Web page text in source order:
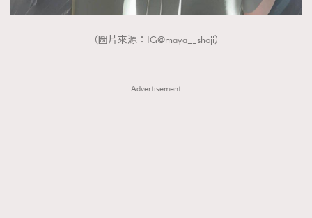
FashionWeek FigaroAesthetic
（圖片來源：IG@maya__shoji）
Advertisement